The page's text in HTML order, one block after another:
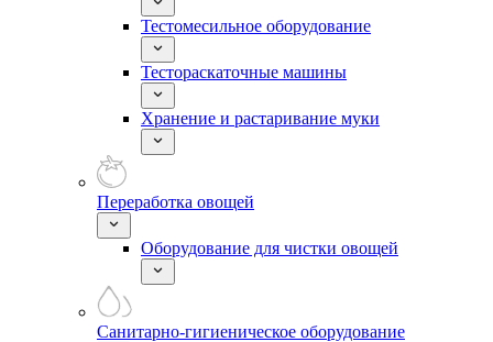
Тестомесильное оборудование
Тестораскаточные машины
Хранение и растаривание муки
Переработка овощей
Оборудование для чистки овощей
Санитарно-гигиеническое оборудование